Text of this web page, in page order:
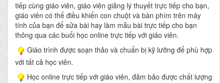
tiếp cùng giáo viên, giáo viên giảng lý thuyết trực tiếp cho bạn,
giáo viên có thể điều khiển con chuột và bàn phím trên máy
tính của bạn để sửa bài hay làm mẫu bài trực tiếp cho bạn
thông qua các buổi học online trực tiếp với giáo viên.
Giáo trình được soạn thảo và chuẩn bị kỹ lưỡng để phù hợp
với tất cả học viên.
Học online trực tiếp với giáo viên, đảm bảo được chất lượng